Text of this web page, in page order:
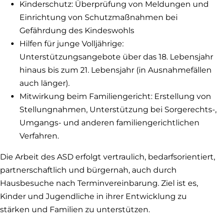
Kinderschutz: Überprüfung von Meldungen und
Einrichtung von Schutzmaßnahmen bei
Gefährdung des Kindeswohls
Hilfen für junge Volljährige:
Unterstützungsangebote über das 18. Lebensjahr
hinaus bis zum 21. Lebensjahr (in Ausnahmefällen
auch länger).
Mitwirkung beim Familiengericht: Erstellung von
Stellungnahmen, Unterstützung bei Sorgerechts-,
Umgangs- und anderen familiengerichtlichen
Verfahren.
Die Arbeit des ASD erfolgt vertraulich, bedarfsorientiert,
partnerschaftlich und bürgernah, auch durch
Hausbesuche nach Terminvereinbarung. Ziel ist es,
Kinder und Jugendliche in ihrer Entwicklung zu
stärken und Familien zu unterstützen.